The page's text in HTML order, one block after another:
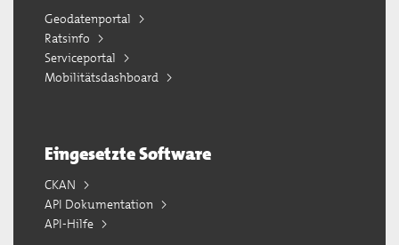
Geodatenportal
Ratsinfo
Serviceportal
Mobilitätsdashboard
Eingesetzte Software
CKAN
API Dokumentation
API-Hilfe